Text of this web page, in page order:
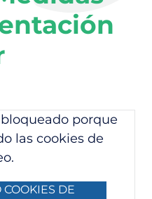
porque
las cookies de
COOKIES DE